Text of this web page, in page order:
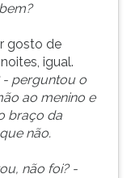
gosto de
igual.
- perguntou o
ao menino e
braço da
não.
não foi? -